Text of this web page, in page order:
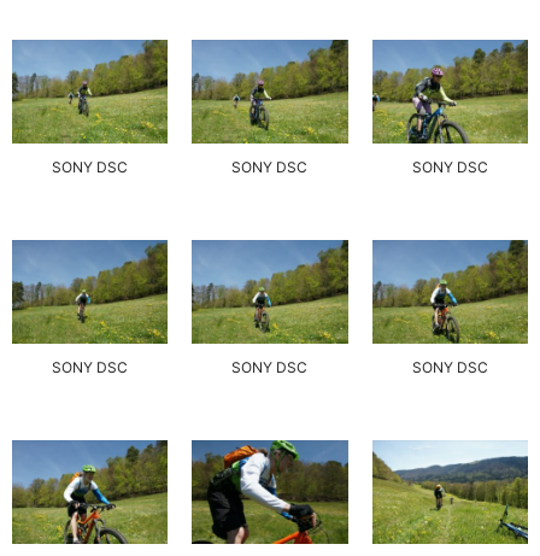
SONY DSC SONY DSC SONY DSC
SONY DSC SONY DSC SONY DSC